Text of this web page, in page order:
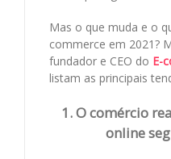
Mas o que muda e o
commerce em 2021?
fundador e CEO do E-
listam as principais
1. O comércio
online